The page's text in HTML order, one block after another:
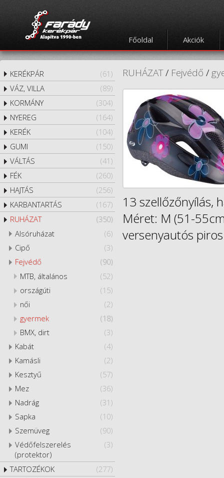
Főoldal Akciók
(61)
KERÉKPÁR
(89)
VÁZ, VILLA
(304)
KORMÁNY
(164)
NYEREG
(104)
KERÉK
(150)
GUMI
(41)
VÁLTÁS
(260)
FÉK
(256)
HAJTÁS
(167)
KARBANTARTÁS
(350)
RUHÁZAT
(6)
Alsóruházat
(3)
Cipő
(90)
Fejvédő
(52)
MTB, általános
(15)
országúti
(2)
női
(18)
gyermek
(3)
BMX, dirt
(4)
Kabát
(2)
Kamásli
(57)
Kesztyű
(36)
Mez
(31)
Nadrág
(10)
Sapka
(90)
Szemüveg
(3)
Védőfelszerelés
(protektor)
(277)
TARTOZÉKOK
RUHÁZAT/ Fejvédő /
13 szellőzőnyílás,
Méret: M (51-
versenyautós